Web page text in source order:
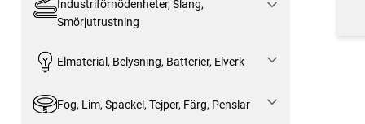
Industriförnödenheter, Slang,
Smörjutrustning
Elmaterial, Belysning, Batterier, Elverk
Fog, Lim, Spackel, Tejper, Färg, Penslar